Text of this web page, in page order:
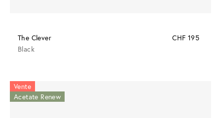
The Clever
CHF 195
Black
Vente
Acetate Renew